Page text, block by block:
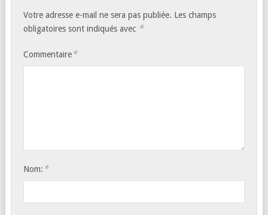
Votre adresse e-mail ne sera pas publiée. Les champs
obligatoires sont indiqués avec *
Commentaire*
Nom: *